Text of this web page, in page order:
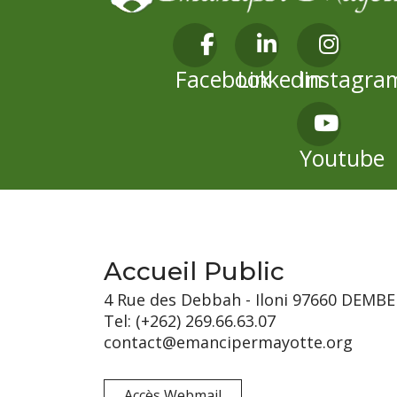
FacebookLinkedin
Youtube
Accueil Public
4 Rue des Debbah - Iloni 97660
Tel: (+262) 269.66.63.07
contact@emancipermayotte.org